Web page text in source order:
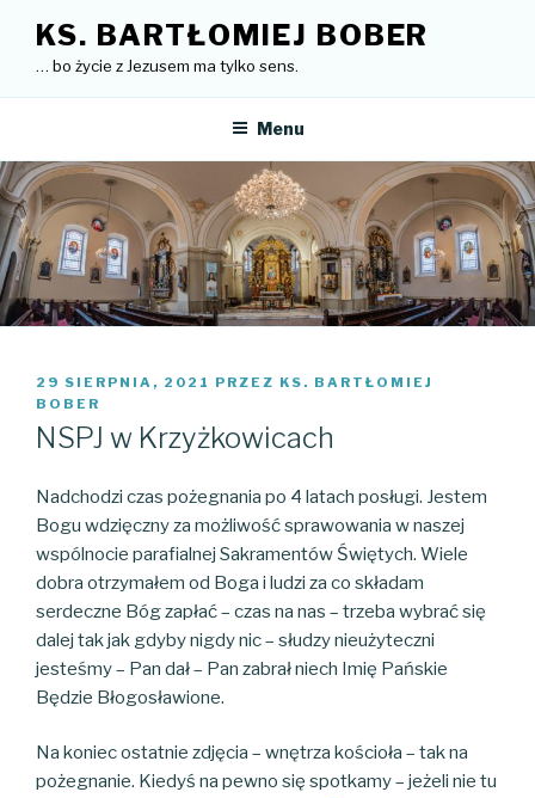
treści
KS. BARTŁOMIEJ BOBER
… bo życie z Jezusem ma tylko sens.
Menu
OPUBLIKOWANE
W
29 SIERPNIA, 2021 PRZEZ KS. BARTŁOMIEJ
BOBER
NSPJ w Krzyżkowicach
Nadchodzi czas pożegnania po 4 latach posługi. Jestem
Bogu wdzięczny za możliwość sprawowania w naszej
wspólnocie parafialnej Sakramentów Świętych. Wiele
dobra otrzymałem od Boga i ludzi za co składam
serdeczne Bóg zapłać – czas na nas – trzeba wybrać się
dalej tak jak gdyby nigdy nic – słudzy nieużyteczni
jesteśmy – Pan dał – Pan zabrał niech Imię Pańskie
Będzie Błogosławione.
Na koniec ostatnie zdjęcia – wnętrza kościoła – tak na
pożegnanie. Kiedyś na pewno się spotkamy – jeżeli nie tu